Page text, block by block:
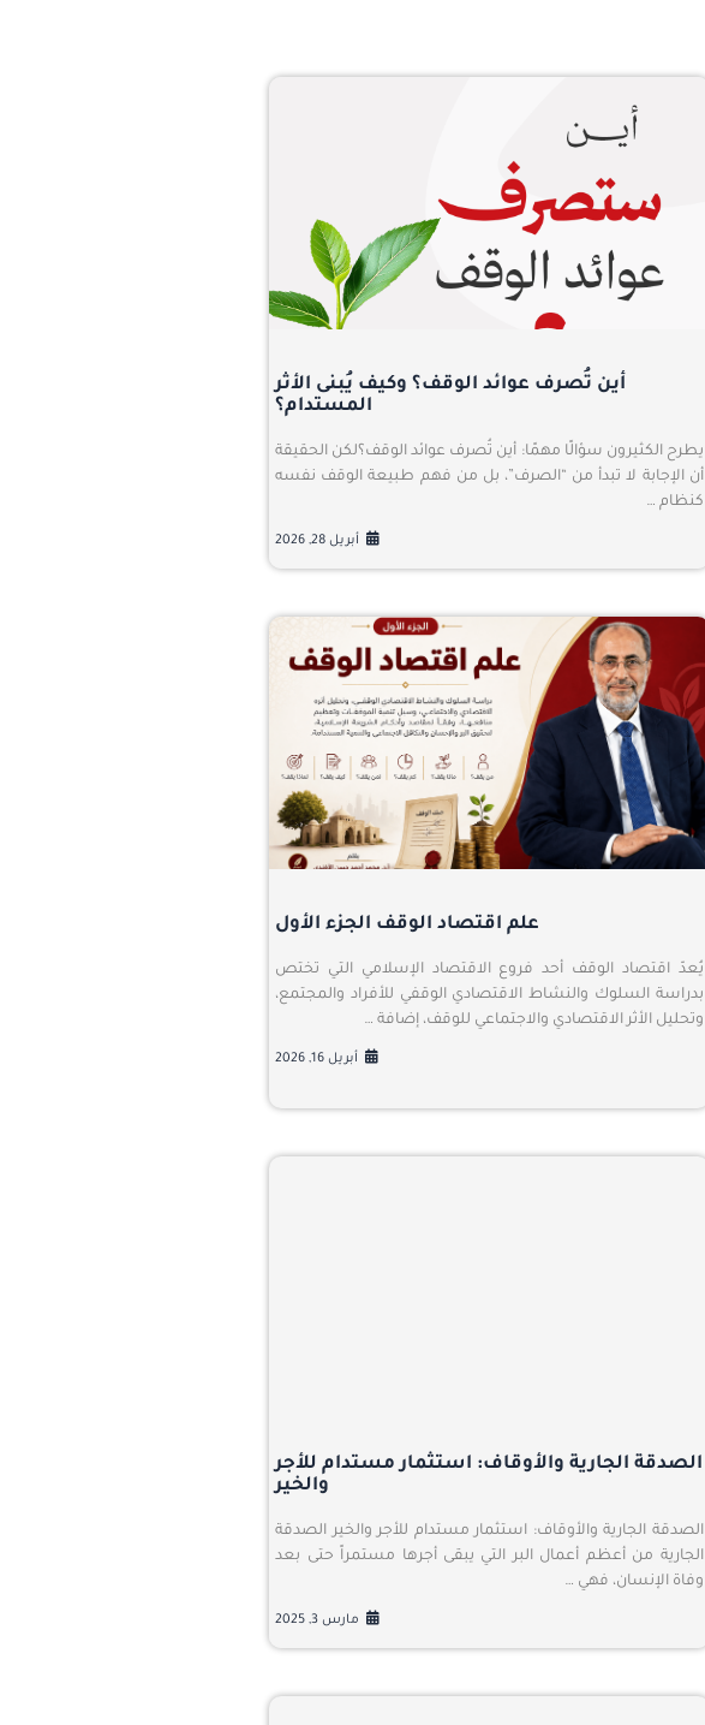
أين تُصرف عوائد الوقف؟ وكيف يُبنى الأثر
المستدام؟
يطرح الكثيرون سؤالًا مهمًا: أين تُصرف عوائد الوقف؟لكن الحقيقة
أن الإجابة لا تبدأ من “الصرف”، بل من فهم طبيعة الوقف نفسه
كنظام …
أبريل 28, 2026
علم اقتصاد الوقف الجزء الأول
يُعدّ اقتصاد الوقف أحد فروع الاقتصاد الإسلامي التي تختص
بدراسة السلوك والنشاط الاقتصادي الوقفي للأفراد والمجتمع،
وتحليل الأثر الاقتصادي والاجتماعي للوقف، إضافة …
أبريل 16, 2026
الصدقة الجارية والأوقاف: استثمار مستدام للأجر
والخير
الصدقة الجارية والأوقاف: استثمار مستدام للأجر والخير الصدقة
الجارية من أعظم أعمال البر التي يبقى أجرها مستمراً حتى بعد
وفاة الإنسان، فهي …
مارس 3, 2025